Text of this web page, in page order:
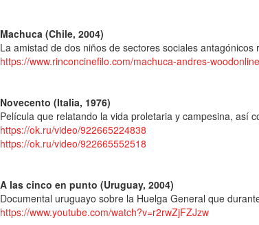
Machuca (Chile, 2004)
La amistad de dos niños de sectores sociales
https://www.rinconcinefilo.com/machuca-andres-
Novecento (Italia, 1976)
Película que relatando la vida proletaria y campesina, así
https://ok.ru/video/922665224838
https://ok.ru/video/922665552518
A las cinco en punto (Uruguay, 2004)
Documental uruguayo sobre la Huelga General que
https://www.youtube.com/watch?v=r2rwZjFZJzw